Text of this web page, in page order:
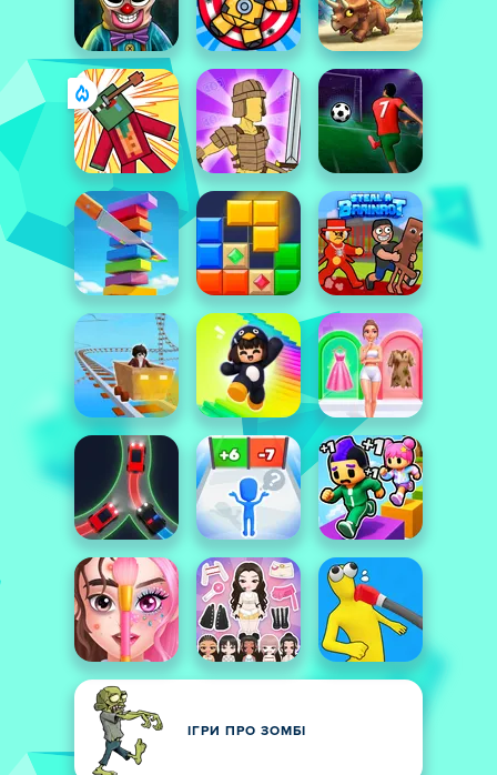
ІГРИ ПРО ЗОМБІ